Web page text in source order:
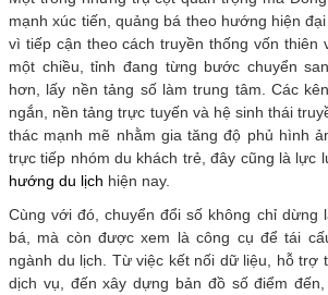
mạnh xúc tiến, quảng bá theo hướng hiện
vì tiếp cận theo cách truyền thống vốn thiên
một chiều, tỉnh đang từng bước chuyển
hơn, lấy nền tảng số làm trung tâm. Các
ngắn, nền tảng trực tuyến và hệ sinh thái
thác mạnh mẽ nhằm gia tăng độ phủ hình
trực tiếp nhóm du khách trẻ, đây cũng là lực
hướng du lịch hiện nay.
Cùng với đó, chuyển đổi số không chỉ dừng
bá, mà còn được xem là công cụ để tái
ngành du lịch. Từ việc kết nối dữ liệu, hỗ trợ
dịch vụ, đến xây dựng bản đồ số điểm